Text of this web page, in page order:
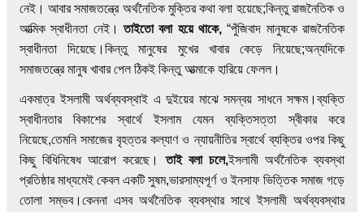
নেই। আবার সমাজতন্ত্রে অর্থনৈতিক মুক্তির কথা বলা হয়েছে;কিন্তু রাজনৈতিক ও
আত্মিক স্বাধীনতা নেই।তাইতো বলা হয়ে থাকে, “পুঁজিবাদ মানুষকে রাজনৈতিক
স্বাধীনতা দিয়েছে।কিন্তু মানুষের মুখের খাবার কেড়ে নিয়েছে;অন্যদিকে
সমাজতন্ত্রে মানুষ খাবার পেল ঠিকই কিন্তু আত্মাকে হারিয়ে ফেলল।
একমাত্র ইসলামী অর্থব্যবস্থাই এ দুইয়ের মাঝে সমন্বয় সাধনে সক্ষম।ব্যক্তি
স্বাধীনতার বিকাশের স্বার্থে ইসলাম যেমন ব্যক্তিসত্তা স্বীকার করে
নিয়েছে,তেমনি সমাজের বৃহত্তর কল্যাণ ও ন্যায়নীতির স্বার্থে ব্যক্তির ওপর কিছু
কিছু বিধিনিষেধ আরোপ করেছে।তাই বলা চলে,ইসলামী অর্থনৈতিক ব্যবস্থা
প্রতিষ্ঠার মাধ্যমেই কেবল একটি সুষম,ভারসাম্যপূর্ণ ও ইনসাফ ভিত্তিক সমাজ গড়ে
তোলা সম্ভব।কেননা এসব অর্থনৈতিক ব্যবস্থার সাথে ইসলামী অর্থব্যবস্থার